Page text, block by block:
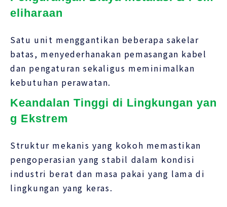
eliharaan
Satu unit menggantikan beberapa sakelar
batas, menyederhanakan pemasangan kabel
dan pengaturan sekaligus meminimalkan
kebutuhan perawatan.
Keandalan Tinggi di Lingkungan yan
g Ekstrem
Struktur mekanis yang kokoh memastikan
pengoperasian yang stabil dalam kondisi
industri berat dan masa pakai yang lama di
lingkungan yang keras.